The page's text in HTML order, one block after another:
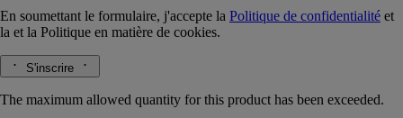
En soumettant le formulaire, j'accepte la Politique de confidentialité et
la et la Politique en matière de cookies.
S'inscrire
The maximum allowed quantity for this product has been exceeded.